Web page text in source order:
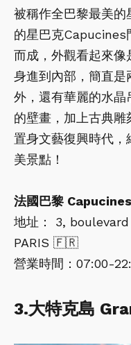
被稱作全巴黎最美的
的星巴克Capucines
而成，外觀看起來
身進到內部，簡直是
外，還有華麗的水
的壁畫，加上古典
置身文藝復興時代，
美景點！
法國巴黎
地址： 3,
PARIS 🇫🇷
營業時間：07:00-
3.大特克島